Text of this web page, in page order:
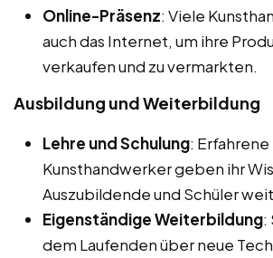
Online-Präsenz: Viele
auch das Internet, um ihre
verkaufen und zu vermarkten.
Ausbildung und Weiterbildung
Lehre und Schulung: Erfahrene
Kunsthandwerker geben ihr
Auszubildende und Schüler
Eigenständige Weiterbildung:
dem Laufenden über neue